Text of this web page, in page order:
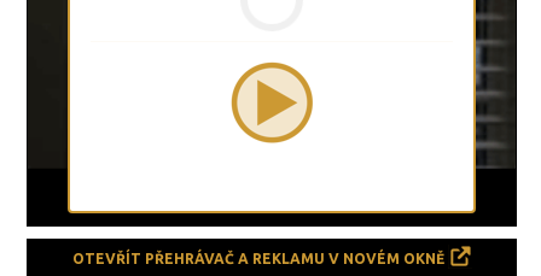
OTEVŘÍT PŘEHRÁVAČ A REKLAMU V NOVÉM OKNĚ